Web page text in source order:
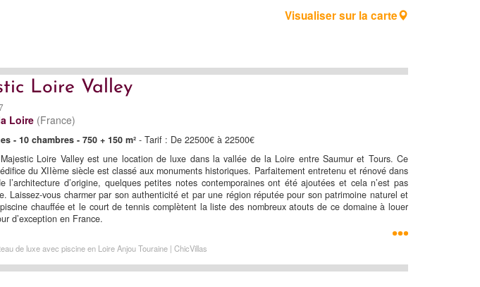
Visualiser sur la carte
Loire Valley
Loire (France)
- 10 chambres - 750 + 150 m²- Tarif : De 22500€ à 22500€
Loire Valley est une location de luxe dans la vallée de la Loire entre Saumur et Tours. Ce
du XIIème siècle est classé aux monuments historiques. Parfaitement entretenu et rénové dans
l’architecture d’origine, quelques petites notes contemporaines ont été ajoutées et cela n’est pas
Laissez-vous charmer par son authenticité et par une région réputée pour son patrimoine naturel et
chauffée et le court de tennis complètent la liste des nombreux atouts de ce domaine à louer
d’exception en France.
de luxe avec piscine en Loire Anjou Touraine | ChicVillas